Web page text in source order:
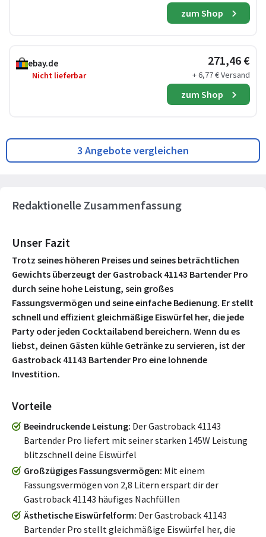
zum Shop
ebay.de
Nicht lieferbar
271,46 €
+ 6,77 € Versand
zum Shop
3 Angebote vergleichen
Redaktionelle Zusammenfassung
Unser Fazit
Trotz seines höheren Preises und seines beträchtlichen
Gewichts überzeugt der Gastroback 41143 Bartender Pro
durch seine hohe Leistung, sein großes
Fassungsvermögen und seine einfache Bedienung. Er stellt
schnell und effizient gleichmäßige Eiswürfel her, die jede
Party oder jeden Cocktailabend bereichern. Wenn du es
liebst, deinen Gästen kühle Getränke zu servieren, ist der
Gastroback 41143 Bartender Pro eine lohnende
Investition.
Vorteile
Beeindruckende Leistung Der Gastroback 41143
Bartender Pro liefert mit seiner starken 145W Leistung
blitzschnell deine Eiswürfel
Großzügiges Fassungsvermögen Mit einem
Fassungsvermögen von 2,8 Litern erspart dir der
Gastroback 41143 häufiges Nachfüllen
Ästhetische Eiswürfelform Der Gastroback 41143
Bartender Pro stellt gleichmäßige Eiswürfel her, die